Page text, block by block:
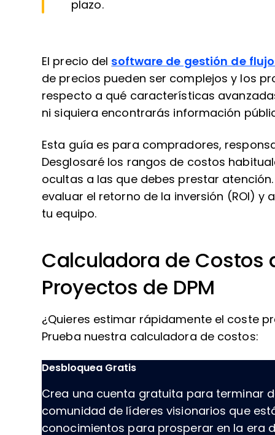
plazo.
El precio del software de gestión de
de precios pueden ser complejos y los
respecto a qué características
ni siquiera encontrarás información
Esta guía es para compradores,
Desglosaré los rangos de costos
ocultas a las que debes prestar
evaluar el retorno de la inversión (ROI)
tu equipo.
Calculadora de Costos
Proyectos de DPM
¿Quieres estimar rápidamente el coste
Prueba nuestra calculadora de costos:
Desbloquea Gratis
Crea una cuenta gratuita para terminar
comunidad de líderes visionarios que
conocimientos para prosperar en la era